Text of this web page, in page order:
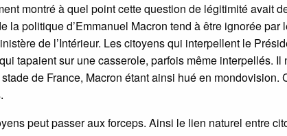
montré à quel point cette question de légitimité avait
la politique d’Emmanuel Macron tend à être ignorée par
de l’Intérieur. Les citoyens qui interpellent le
tapaient sur une casserole, parfois même interpellés. Il
de France, Macron étant ainsi hué en mondovision.
peut passer aux forceps. Ainsi le lien naturel entre